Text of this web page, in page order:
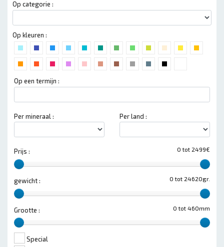
Op categorie :
Op kleuren :
Op een termijn :
Per mineraal : Per land :
0 tot 2499€
Prijs :
0 tot 24620gr.
gewicht :
0 tot 460mm
Grootte :
Special